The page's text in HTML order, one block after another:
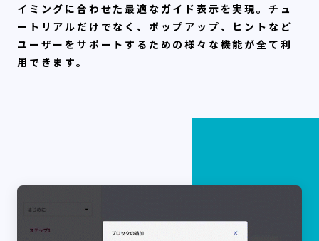
イミングに合わせた最適なガイド表示を実現。チュ
ートリアルだけでなく、ポップアップ、ヒントなど
ユーザーをサポートするための様々な機能が全て利
用できます。